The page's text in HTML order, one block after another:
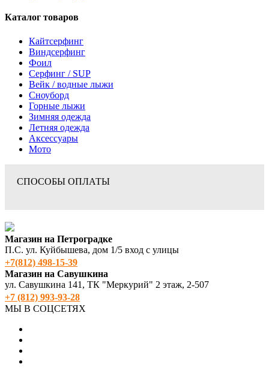
Каталог товаров
Кайтсерфинг
Виндсерфинг
Фоил
Серфинг / SUP
Вейк / водные лыжи
Сноуборд
Горные лыжи
Зимняя одежда
Летняя одежда
Аксессуары
Мото
СПОСОБЫ ОПЛАТЫ
Магазин на Петроградке
П.С. ул. Куйбышева, дом 1/5 вход с улицы
+7(812) 498‑15-39
Магазин на Савушкина
ул. Савушкина 141, ТК "Меркурий" 2 этаж, 2-507
+7 (812) 993-93-28
МЫ В СОЦСЕТЯХ